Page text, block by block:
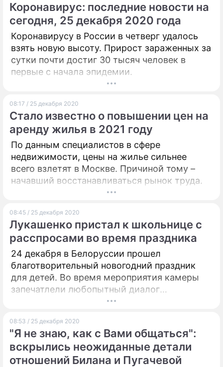
Коронавирус: последние новости на
сегодня, 25 декабря 2020 года
Коронавирусу в России в четверг удалось
взять новую высоту. Прирост зараженных за
сутки почти достиг 30 тысяч человек в
первые с начала эпидемии.
08:17 / 25 декабря 2020
Стало известно о повышении цен на
аренду жилья в 2021 году
По данным специалистов в сфере
недвижимости, цены на жилье сильнее
всего взлетят в Москве. Причиной тому –
начавший восстанавливаться рынок труда.
08:45 / 25 декабря 2020
Лукашенко пристал к школьнице с
расспросами во время праздника
24 декабря в Белоруссии прошел
благотворительный новогодний праздник
для детей. Во время мероприятия камеры
запечатлели любопытный диалог
Александра Лукашенко со школьницей.
08:53 / 25 декабря 2020
"Я не знаю, как с Вами общаться":
вскрылись неожиданные детали
отношений Билана и Пугачевой